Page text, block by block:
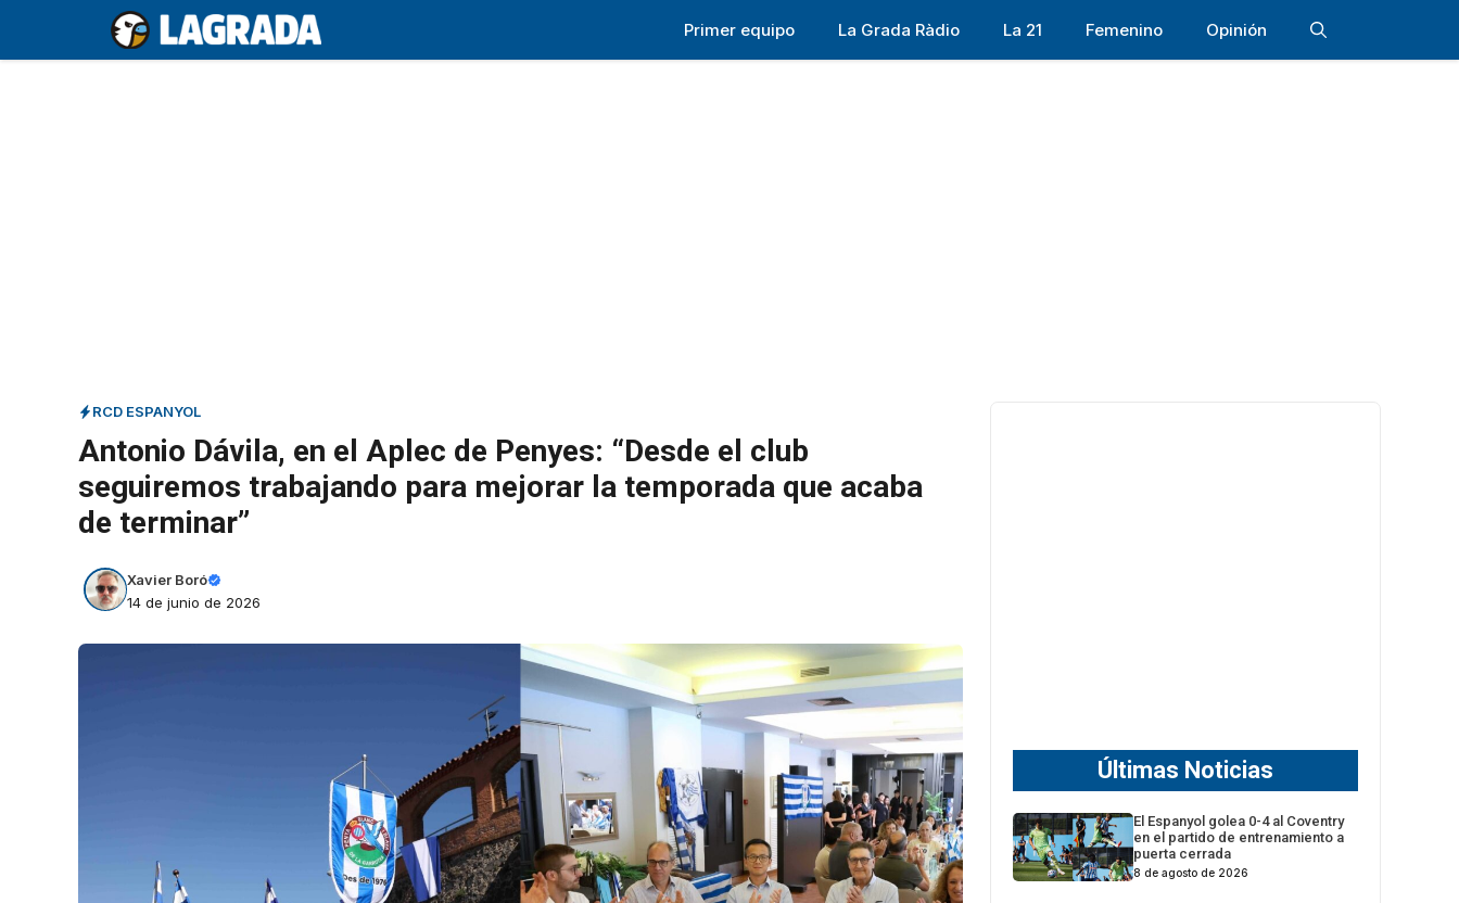
contenido
Primer equipo La Grada Ràdio La 21 Femenino Opinión
RCD ESPANYOL
Antonio Dávila, en el Aplec de Penyes: “Desde el club
seguiremos trabajando para mejorar la temporada que acaba
de terminar”
Xavier Boró
14 de junio de 2026
Últimas Noticias
El Espanyol golea 0-4 al Coventry
en el partido de entrenamiento a
puerta cerrada
8 de agosto de 2026